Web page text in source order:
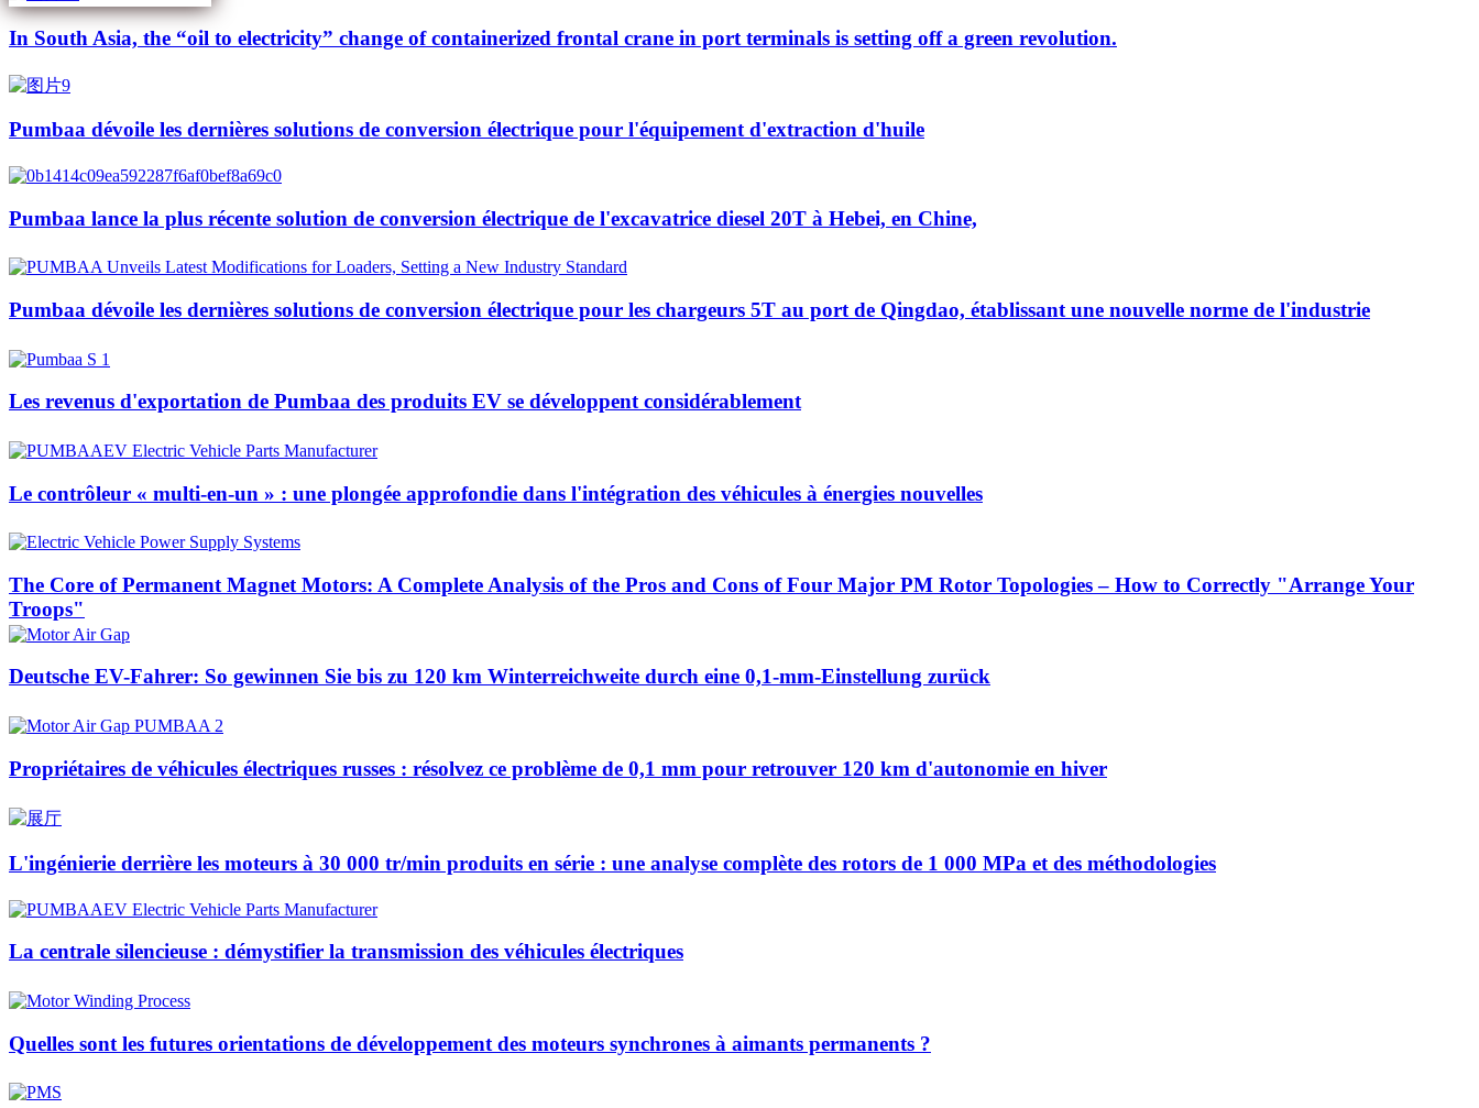
In South Asia, the “oil to electricity” change of containerized frontal crane in port terminals is setting off a green revolution.
Pumbaa dévoile les dernières solutions de conversion électrique pour l'équipement d'extraction d'huile
Pumbaa lance la plus récente solution de conversion électrique de l'excavatrice diesel 20T à Hebei, en Chine,
Pumbaa dévoile les dernières solutions de conversion électrique pour les chargeurs 5T au port de Qingdao, établissant une nouvelle norme de l'industrie
Les revenus d'exportation de Pumbaa des produits EV se développent considérablement
Le contrôleur « multi-en-un » : une plongée approfondie dans l'intégration des véhicules à énergies nouvelles
The Core of Permanent Magnet Motors: A Complete Analysis of the Pros and Cons of Four Major PM Rotor Topologies – How to Correctly "Arrange Your
Troops"
Deutsche EV-Fahrer: So gewinnen Sie bis zu 120 km Winterreichweite durch eine 0,1-mm-Einstellung zurück
Propriétaires de véhicules électriques russes : résolvez ce problème de 0,1 mm pour retrouver 120 km d'autonomie en hiver
L'ingénierie derrière les moteurs à 30 000 tr/min produits en série : une analyse complète des rotors de 1 000 MPa et des méthodologies
La centrale silencieuse : démystifier la transmission des véhicules électriques
Quelles sont les futures orientations de développement des moteurs synchrones à aimants permanents ?